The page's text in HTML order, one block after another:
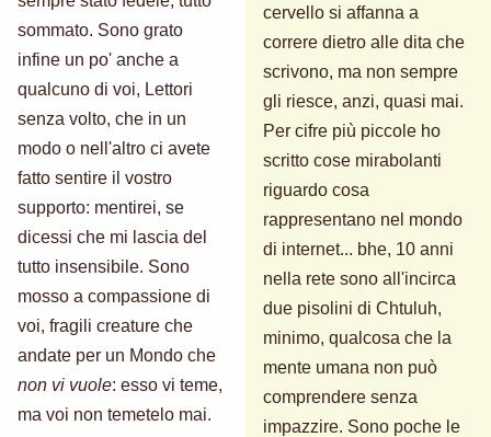
sommato. Sono grato
infine un po' anche a
qualcuno di voi, Lettori
senza volto, che in un
modo o nell'altro ci avete
fatto sentire il vostro
supporto: mentirei, se
dicessi che mi lascia del
tutto insensibile. Sono
mosso a compassione di
voi, fragili creature che
andate per un Mondo che
non vi vuole: esso vi teme,
ma voi non temetelo mai.
cervello si affanna a
correre dietro alle dita che
scrivono, ma non sempre
gli riesce, anzi, quasi mai.
Per cifre più piccole ho
scritto cose mirabolanti
riguardo cosa
rappresentano nel mondo
di internet... bhe, 10 anni
nella rete sono all'incirca
due pisolini di Chtuluh,
minimo, qualcosa che la
mente umana non può
comprendere senza
impazzire. Sono poche le